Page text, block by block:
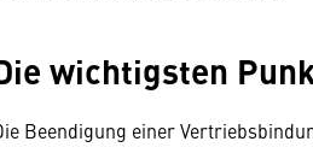
wichtigsten
Beendigung einer